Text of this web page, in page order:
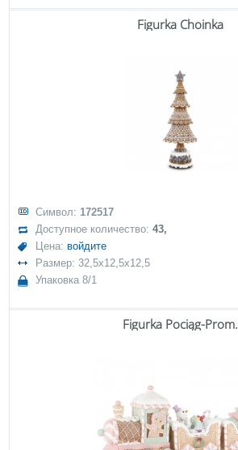
Figurka Choinka
Символ: 172517
Доступное количество:43,
Цена: войдите
Размер: 32,5x12,5x12,5
Упаковка 8/1
Figurka Pociąg-Prom.